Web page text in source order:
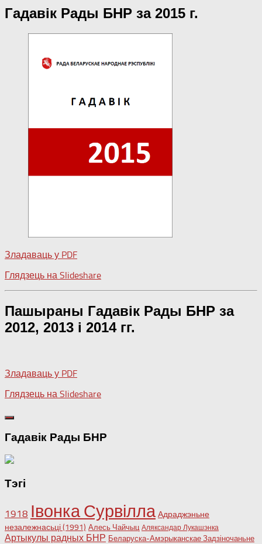
Гадавік Рады БНР за 2015 г.
Зладаваць у PDF
Глядзець на Slideshare
Пашыраны Гадавік Рады БНР за
2012, 2013 і 2014 гг.
Зладаваць у PDF
Глядзець на Slideshare
Гадавік Рады БНР
Тэгі
1918 Івонка Сурвілла Адраджэньне
незалежнасьці (1991) Алесь Чайчыц Аляксандар Лукашэнка
Артыкулы радных БНР Беларуска-Амэрыканскае Задзіночаньне